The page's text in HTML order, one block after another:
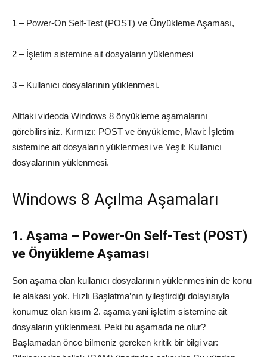
1 – Power-On Self-Test (POST) ve Önyükleme Aşaması,
2 – İşletim sistemine ait dosyaların yüklenmesi
3 – Kullanıcı dosyalarının yüklenmesi.
Alttaki videoda Windows 8 önyükleme aşamalarını
görebilirsiniz. Kırmızı: POST ve önyükleme, Mavi: İşletim
sistemine ait dosyaların yüklenmesi ve Yeşil: Kullanıcı
dosyalarının yüklenmesi.
Windows 8 Açılma Aşamaları
1. Aşama – Power-On Self-Test (POST)
ve Önyükleme Aşaması
Son aşama olan kullanıcı dosyalarının yüklenmesinin de konu
ile alakası yok. Hızlı Başlatma’nın iyileştirdiği dolayısıyla
konumuz olan kısım 2. aşama yani işletim sistemine ait
dosyaların yüklenmesi. Peki bu aşamada ne olur?
Başlamadan önce bilmeniz gereken kritik bir bilgi var: